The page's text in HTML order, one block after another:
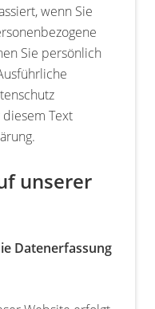
wenn Sie
Sie persönlich
Text
unserer
Datenerfassung